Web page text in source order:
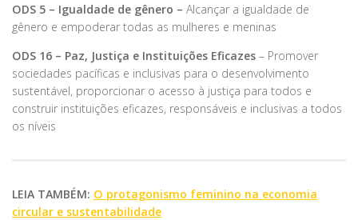
ODS 5 – Igualdade de gênero – Alcançar a igualdade de
gênero e empoderar todas as mulheres e meninas
ODS 16 – Paz, Justiça e Instituições Eficazes – Promover
sociedades pacíficas e inclusivas para o desenvolvimento
sustentável, proporcionar o acesso à justiça para todos e
construir instituições eficazes, responsáveis e inclusivas a todos
os níveis
LEIA TAMBÉM: O protagonismo feminino na economia
circular e sustentabilidade